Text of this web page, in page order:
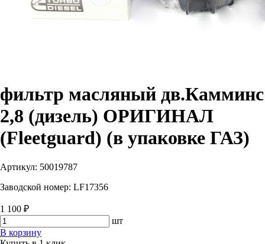
фильтр масляный дв.Камминс
2,8 (дизель) ОРИГИНАЛ
(Fleetguard) (в упаковке ГАЗ)
Артикул: 50019787
Заводской номер: LF17356
1 100 ₽
шт
В корзину